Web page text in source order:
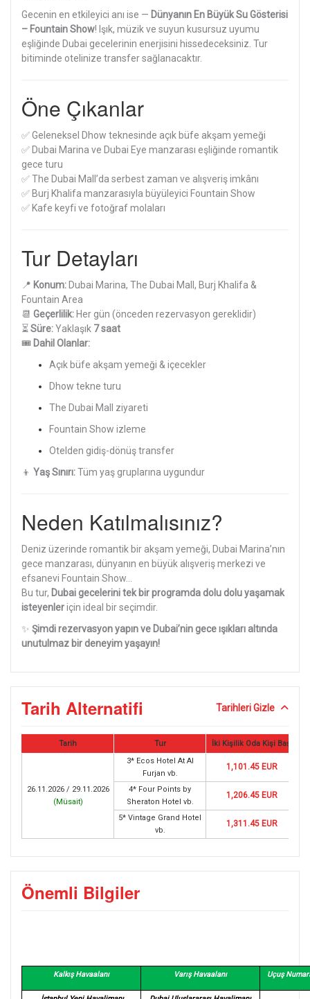
Gecenin en etkileyici anı ise — Dünyanın En Büyük Su Gösterisi
– Fountain Show! Işık, müzik ve suyun kusursuz uyumu
eşliğinde Dubai gecelerinin enerjisini hissedeceksiniz. Tur
bitiminde otelinize transfer sağlanacaktır.
Öne Çıkanlar
✅ Geleneksel Dhow teknesinde açık büfe akşam yemeği
✅ Dubai Marina ve Dubai Eye manzarası eşliğinde romantik
gece turu
✅ The Dubai Mall’da serbest zaman ve alışveriş imkânı
✅ Burj Khalifa manzarasıyla büyüleyici Fountain Show
✅ Kafe keyfi ve fotoğraf molaları
Tur Detayları
📍 Konum: Dubai Marina, The Dubai Mall, Burj Khalifa &
Fountain Area
📆 Geçerlilik: Her gün (önceden rezervasyon gereklidir)
⏳Süre:Yaklaşık 7 saat
🎟️ Dahil Olanlar:
Açık büfe akşam yemeği & içecekler
Dhow tekne turu
The Dubai Mall ziyareti
Fountain Show izleme
Otelden gidiş-dönüş transfer
👦 Yaş Sınırı:Tüm yaş gruplarına uygundur
Neden Katılmalısınız?
Deniz üzerinde romantik bir akşam yemeği, Dubai Marina’nın
gece manzarası, dünyanın en büyük alışveriş merkezi ve
efsanevi Fountain Show…
Bu tur, Dubai gecelerini tek bir programda dolu dolu yaşamak
isteyenleriçin ideal bir seçimdir.
✨ Şimdi rezervasyon yapın ve Dubai’nin gece ışıkları altında
unutulmaz bir deneyim yaşayın!
Tarih Alternatifi Tarihleri Gizle
Tarih Tur İki Kişilik Oda Kişi Başı
26.11.2026 / 29.11.2026
(Müsait)
3* Ecos Hotel At Al
Furjan vb.
1,101.45 EUR
4* Four Points by
Sheraton Hotel vb.
1,206.45 EUR
5* Vintage Grand Hotel
vb.
1,311.45 EUR
Önemli Bilgiler
Kalkış Havaalanı Varış Havaalanı Uçuş